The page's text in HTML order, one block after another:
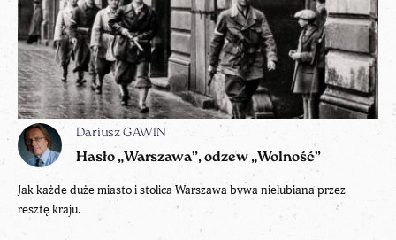
Dariusz GAWIN
Hasło „Warszawa”, odzew „Wolność”
Jak każde duże miasto i stolica Warszawa bywa nielubiana przez
resztę kraju.